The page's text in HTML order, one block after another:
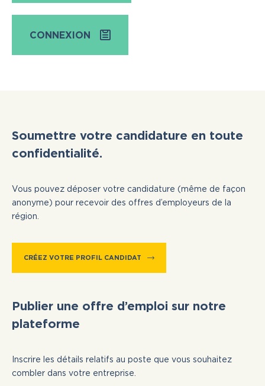
CONNEXION
Soumettre votre candidature en toute
confidentialité.
Publier une offre d’emploi sur notre
plateforme
Vous pouvez déposer votre candidature (même de façon
anonyme) pour recevoir des offres d’employeurs de la
région.
CRÉEZ VOTRE PROFIL CANDIDAT
Inscrire les détails relatifs au poste que vous souhaitez
combler dans votre entreprise.